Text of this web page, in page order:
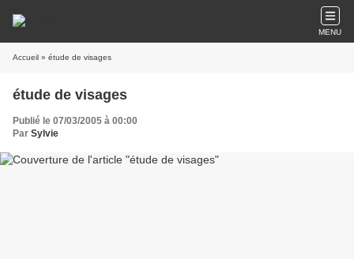
MENU
Accueil » étude de visages
étude de visages
Publié le 07/03/2005 à 00:00
Par Sylvie